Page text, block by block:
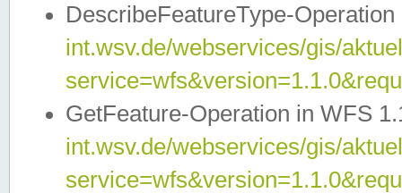
DescribeFeatureType-
int.wsv.de/webservices/gis/
GetFeature-Operation in WFS
int.wsv.de/webservices/gis/